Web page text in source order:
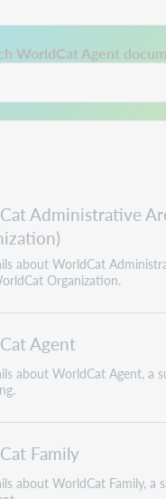
WorldCat Agent
in a new tab.
Administrative
about WorldCat
Organization.
Agent
about WorldCat Agent, a
Family
about WorldCat Family, a